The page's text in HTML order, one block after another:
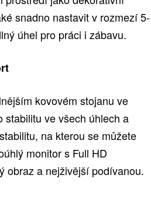
snadno nastavit v rozmezí 5-
úhel pro práci i zábavu.
kovovém stojanu ve
stabilitu ve všech úhlech a
na kterou se můžete
monitor s Full HD
obraz a nejživější podívanou.